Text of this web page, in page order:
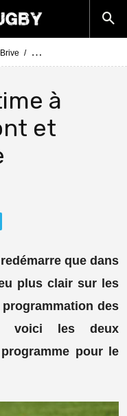
La programmation TV
à
et
que dans
plus clair sur les
des
voici les deux
pour le